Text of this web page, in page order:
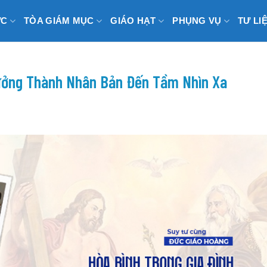
TÒA GIÁM MỤC GIÁO HẠT PHỤNG VỤ TƯ
Thành Nhân Bản Đến Tầm Nhìn Xa